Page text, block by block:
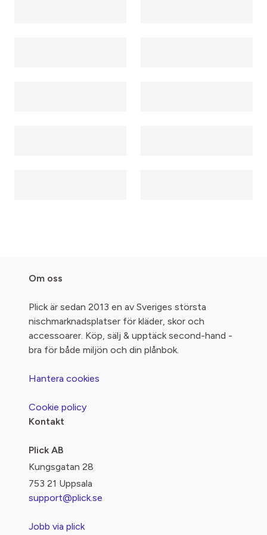
Om oss
Plick är sedan 2013 en av Sveriges största
nischmarknadsplatser för kläder, skor och
accessoarer. Köp, sälj & upptäck second-hand -
bra för både miljön och din plånbok.
Hantera cookies
Cookie policy
Kontakt
Plick AB
Kungsgatan 28
753 21 Uppsala
support@plick.se
Jobb via plick